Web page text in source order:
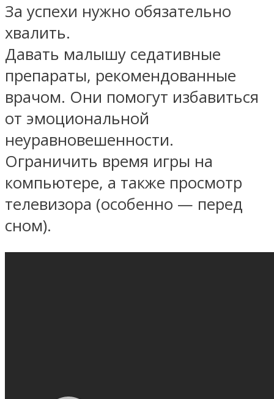
За успехи нужно обязательно
хвалить.
Давать малышу седативные
препараты, рекомендованные
врачом. Они помогут избавиться
от эмоциональной
неуравновешенности.
Ограничить время игры на
компьютере, а также просмотр
телевизора (особенно — перед
сном).